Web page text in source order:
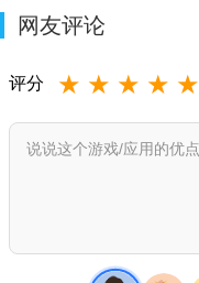
网友评论
评分 ★ ★ ★ ★ ★